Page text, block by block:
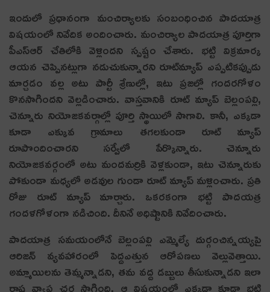
ఇందులో ప్ర‌ధానంగా మంచిర్యాల‌కు సంబంధించిన పాద‌యాత్ర
విష‌యంలో నివేదిక అందించారు. మంచిర్యాల పాద‌యాత్ర పూర్తిగా
పీఎస్ఆర్ చేతిలోకి వెళ్లింద‌ని స్ప‌ష్టం చేశారు. భ‌ట్టి విక్ర‌మార్క
ఆయ‌న చెప్పిన‌ట్లుగా న‌డుచుకున్నార‌ని రూట్‌మ్యాప్ ఎప్ప‌టిక‌ప్పుడు
మార్చ‌డం వ‌ల్ల అటు పార్టీ శ్రేణుల్లో, ఇటు ప్ర‌జ‌ల్లో గంద‌ర‌గోళం
కొన‌సాగింద‌ని వెల్ల‌డించారు. వాస్త‌వానికి రూట్ మ్యాప్ బెల్లంప‌ల్లి,
చెన్నూరు నియోజ‌క‌వ‌ర్గాల్లో పూర్తి స్థాయిలో సాగాలి. కానీ, ఎక్క‌డా
కూడా ఎక్కువ గ్రామాలు త‌గ‌ల‌కుండా రూట్ మ్యాప్
రూపొందించార‌ని స‌ర్వేలో పేర్కొన్నారు. చెన్నూరు
నియోజ‌క‌వ‌ర్గంలో అటు మంద‌మ‌ర్రికి వెళ్ల‌కుండా, ఇటు చెన్నూరుకు
పోకుండా మ‌ధ్య‌లో అడ‌వుల గుండా రూట్ మ్యాప్ మ‌ళ్లించారు. ప్ర‌తి
రోజు రూట్ మ్యాప్ మార్చారు. ఒక‌రకంగా భ‌ట్టి పాద‌య‌త్ర
గంద‌ళ‌గోళంగా న‌డిచింది. దీనినే అధిష్టానికి నివేదించారు.
పాద‌యాత్ర స‌మ‌యంలోనే బెల్లంప‌ల్లి ఎమ్మెల్యే దుర్గంచిన్న‌య్య‌పై
ఆరిజ‌న్ వ్య‌వ‌హారంలో పెద్దఎత్తున ఆరోప‌ణ‌లు వెల్లువెత్తాయి.
అమ్మాయిల‌ను తెమ్మ‌న్నాడ‌ని, త‌మ వ‌ద్ద డ‌బ్బులు తీసుకున్నాడ‌ని ఇలా
రాష్ట్ర వ్యాప్త చ‌ర్చ సాగింది. ఆ విష‌యంలో ఎక్క‌డా కూడా భ‌ట్టి